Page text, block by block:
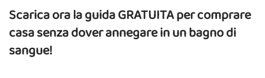
Scarica ora la guida GRATUITA per comprare
casa senza dover annegare in un bagno di
sangue!